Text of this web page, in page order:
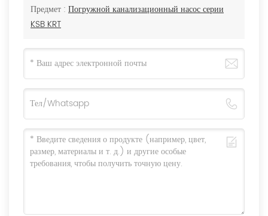
Предмет : Погружной канализационный насос серии
KSB KRT